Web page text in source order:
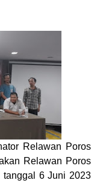
Relawan Poros
Relawan Poros
tanggal 6 Juni 2023